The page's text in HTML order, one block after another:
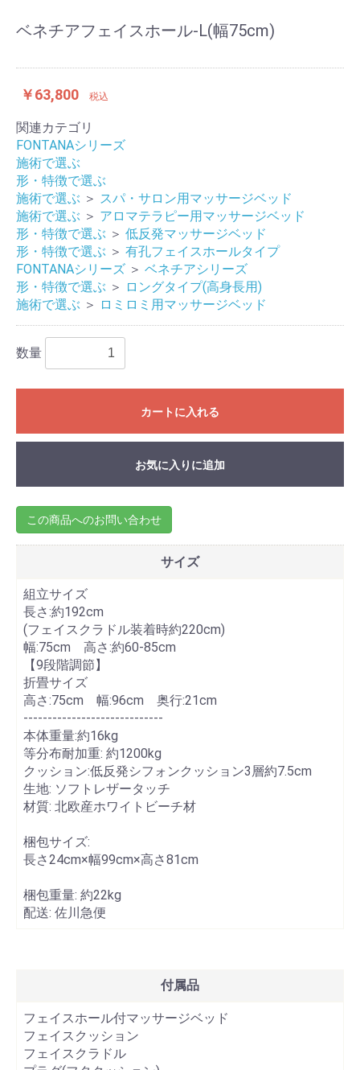
ベネチアフェイスホール-L(幅75cm)
￥63,800 税込
関連カテゴリ
FONTANAシリーズ
施術で選ぶ
形・特徴で選ぶ
施術で選ぶ ＞ スパ・サロン用マッサージベッド
施術で選ぶ ＞ アロマテラピー用マッサージベッド
形・特徴で選ぶ ＞ 低反発マッサージベッド
形・特徴で選ぶ ＞ 有孔フェイスホールタイプ
FONTANAシリーズ ＞ ベネチアシリーズ
形・特徴で選ぶ ＞ ロングタイプ(高身長用)
施術で選ぶ ＞ ロミロミ用マッサージベッド
数量
カートに入れる
お気に入りに追加
この商品へのお問い合わせ
サイズ
組立サイズ
長さ:約192cm
(フェイスクラドル装着時約220cm)
幅:75cm 高さ:約60-85cm
【9段階調節】
折畳サイズ
高さ:75cm 幅:96cm 奥行:21cm
-----------------------------
本体重量:約16kg
等分布耐加重: 約1200kg
クッション:低反発シフォンクッション3層約7.5cm
生地: ソフトレザータッチ
材質: 北欧産ホワイトビーチ材
梱包サイズ:
長さ24cm×幅99cm×高さ81cm
梱包重量: 約22kg
配送:佐川急便
付属品
フェイスホール付マッサージベッド
フェイスクッション
フェイスクラドル